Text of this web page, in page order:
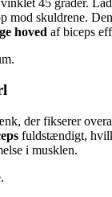
mod skuldrene.
hoved af biceps
der fikserer
fuldstændigt,
i musklen.